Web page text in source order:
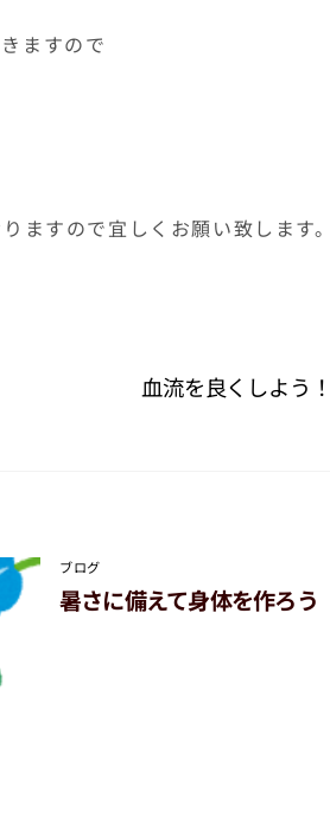
ますので
ますので宜しくお願い致します。
血流を良くしよう！
ブログ
暑さに備えて身体を作ろう